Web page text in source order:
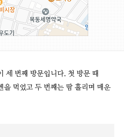
세 번째 방문입니다. 첫 방문 때
을 먹었고 두 번째는 땀 흘리며 매운